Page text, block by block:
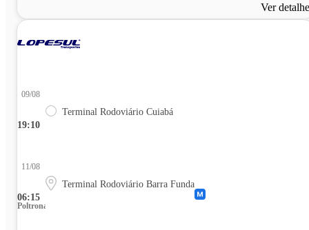
Ver
19:10
09/08
Terminal Rodoviário Cuiabá
06:15
11/08
Terminal Rodoviário Barra Funda
Poltrona